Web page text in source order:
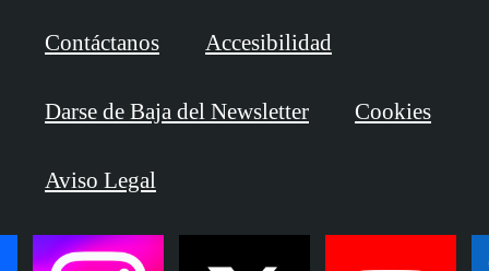
Contáctanos Accesibilidad
Darse de Baja del Newsletter Cookies
Aviso Legal